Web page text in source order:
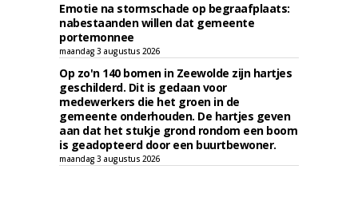
Emotie na stormschade op begraafplaats:
nabestaanden willen dat gemeente
portemonnee
maandag 3 augustus 2026
Op zo'n 140 bomen in Zeewolde zijn hartjes
geschilderd. Dit is gedaan voor
medewerkers die het groen in de
gemeente onderhouden. De hartjes geven
aan dat het stukje grond rondom een boom
is geadopteerd door een buurtbewoner.
maandag 3 augustus 2026